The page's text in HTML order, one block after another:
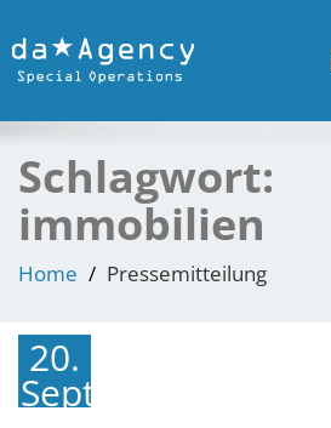
Schlagwort:
immobilien
Home Pressemitteilung
20.
September